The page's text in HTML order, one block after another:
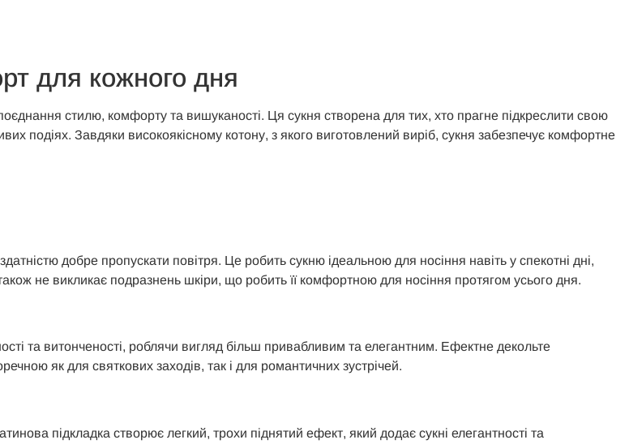
для кожного дня
стилю, комфорту та вишуканості. Ця сукня створена для тих, хто прагне підкреслити свою
подіях. Завдяки високоякісному котону, з якого виготовлений виріб, сукня забезпечує комфортне
добре пропускати повітря. Це робить сукню ідеальною для носіння навіть у спекотні дні,
не викликає подразнень шкіри, що робить її комфортною для носіння протягом усього дня.
та витонченості, роблячи вигляд більш привабливим та елегантним. Ефектне декольте
як для святкових заходів, так і для романтичних зустрічей.
підкладка створює легкий, трохи піднятий ефект, який додає сукні елегантності та